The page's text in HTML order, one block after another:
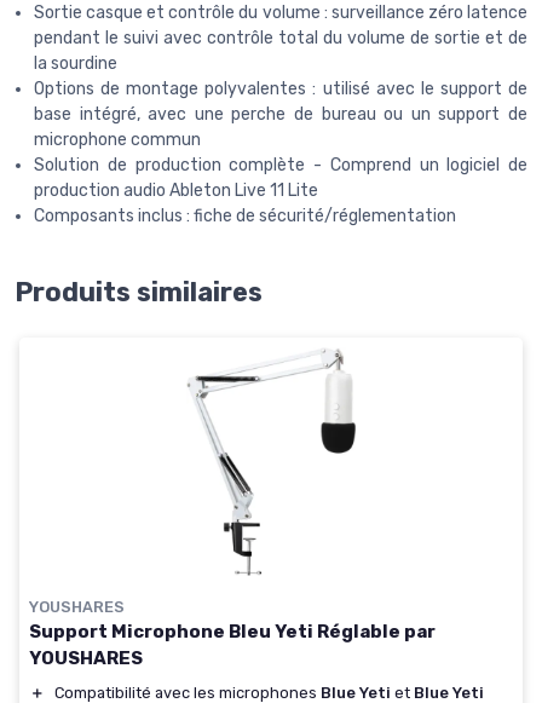
Sortie casque et contrôle du volume : surveillance zéro latence
pendant le suivi avec contrôle total du volume de sortie et de
la sourdine
Options de montage polyvalentes : utilisé avec le support de
base intégré, avec une perche de bureau ou un support de
microphone commun
Solution de production complète - Comprend un logiciel de
production audio Ableton Live 11 Lite
Composants inclus : fiche de sécurité/réglementation
Produits similaires
YOUSHARES
Support Microphone Bleu Yeti Réglable par
YOUSHARES
＋ Compatibilité avec les microphones Blue Yeti et Blue Yeti